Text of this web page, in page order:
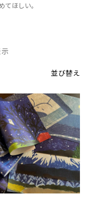
ほしい。
並び替え